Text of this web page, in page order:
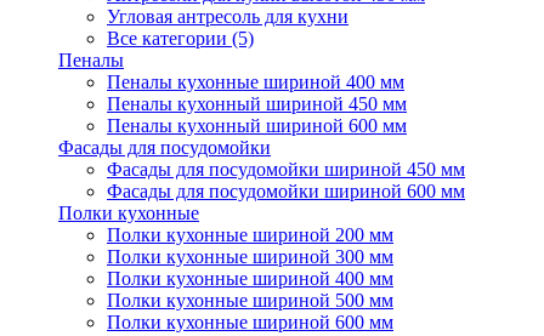
Угловая антресоль для кухни
Все категории (5)
Пеналы
Пеналы кухонные шириной 400 мм
Пеналы кухонный шириной 450 мм
Пеналы кухонный шириной 600 мм
Фасады для посудомойки
Фасады для посудомойки шириной 450 мм
Фасады для посудомойки шириной 600 мм
Полки кухонные
Полки кухонные шириной 200 мм
Полки кухонные шириной 300 мм
Полки кухонные шириной 400 мм
Полки кухонные шириной 500 мм
Полки кухонные шириной 600 мм